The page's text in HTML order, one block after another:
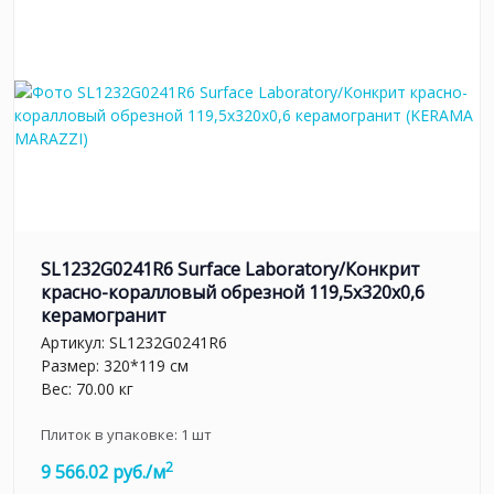
SL1232G0241R6 Surface Laboratory/Конкрит
красно-коралловый обрезной 119,5x320x0,6
керамогранит
Артикул: SL1232G0241R6
Размер: 320*119 см
Вес: 70.00 кг
Плиток в упаковке: 1 шт
9 566.02 руб./м2